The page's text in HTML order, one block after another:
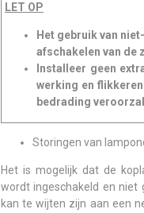
LET OP
Het gebruik van
afschakelen van de
Installeer geen
werking en
bedrading
Storingen van
Het is mogelijk dat de
wordt ingeschakeld en niet
kan te wijten zijn aan een